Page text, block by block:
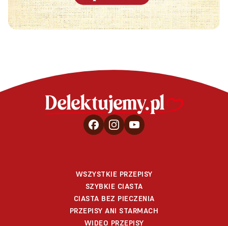
WSZYSTKIE PRZEPISY
SZYBKIE CIASTA
CIASTA BEZ PIECZENIA
PRZEPISY ANI STARMACH
WIDEO PRZEPISY